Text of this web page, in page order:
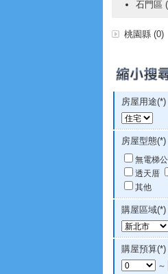
石門區
桃園縣 (0)
房屋用途(*)
房屋型態(*)
無電梯
透天厝
其他
購屋區域(*)
購屋預算(*)
～